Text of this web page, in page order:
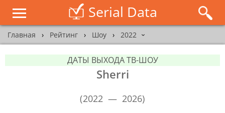
Serial Data
Главная › Рейтинг › Шоу › 2022 ›
ДАТЫ ВЫХОДА ТВ-ШОУ
Sherri
(2022 — 2026)